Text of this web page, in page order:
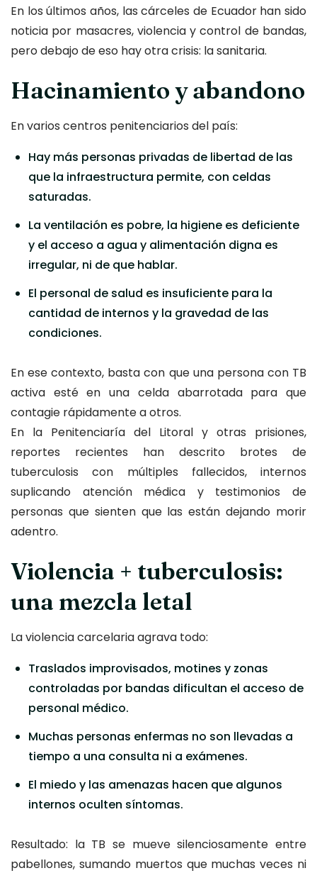
En los últimos años, las cárceles de Ecuador han sido
noticia por masacres, violencia y control de bandas,
pero debajo de eso hay otra crisis: la sanitaria.
Hacinamiento y abandono
En varios centros penitenciarios del país:
Hay más personas privadas de libertad de las
que la infraestructura permite, con celdas
saturadas.
La ventilación es pobre, la higiene es deficiente
y el acceso a agua y alimentación digna es
irregular, ni de que hablar.
El personal de salud es insuficiente para la
cantidad de internos y la gravedad de las
condiciones.
En ese contexto, basta con que una persona con TB
activa esté en una celda abarrotada para que
contagie rápidamente a otros.
En la Penitenciaría del Litoral y otras prisiones,
reportes recientes han descrito brotes de
tuberculosis con múltiples fallecidos, internos
suplicando atención médica y testimonios de
personas que sienten que las están dejando morir
adentro.
Violencia + tuberculosis:
una mezcla letal
La violencia carcelaria agrava todo:
Traslados improvisados, motines y zonas
controladas por bandas dificultan el acceso de
personal médico.
Muchas personas enfermas no son llevadas a
tiempo a una consulta ni a exámenes.
El miedo y las amenazas hacen que algunos
internos oculten síntomas.
Resultado: la TB se mueve silenciosamente entre
pabellones, sumando muertos que muchas veces ni